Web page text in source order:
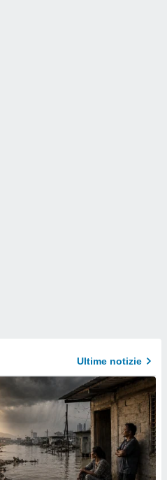
Ultime notizie